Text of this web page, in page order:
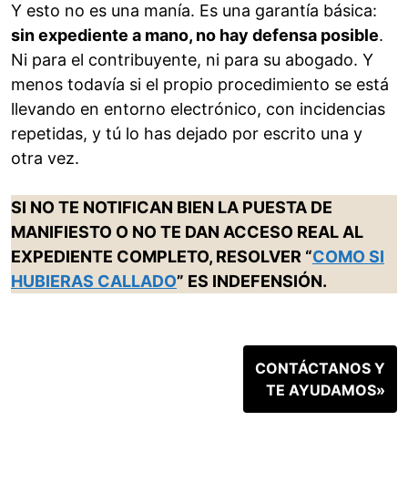
Y esto no es una manía. Es una garantía básica:
sin expediente a mano, no hay defensa posible.
Ni para el contribuyente, ni para su abogado. Y
menos todavía si el propio procedimiento se está
llevando en entorno electrónico, con incidencias
repetidas, y tú lo has dejado por escrito una y
otra vez.
SI NO TE NOTIFICAN BIEN LA PUESTA DE
MANIFIESTO O NO TE DAN ACCESO REAL AL
EXPEDIENTE COMPLETO, RESOLVER “COMO SI
HUBIERAS CALLADO” ES INDEFENSIÓN.
CONTÁCTANOS Y
TE AYUDAMOS»